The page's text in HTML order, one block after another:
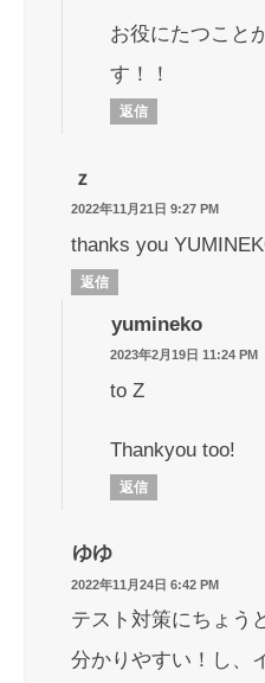
お役にたつこと
す！！
返信
ｚ
2022年11月21日 9:27 PM
thanks you
返信
yumineko
2023年2月19日 11:24 PM
to Z
Thankyou too!
返信
ゆゆ
2022年11月24日 6:42 PM
テスト対策にちょう
分かりやすい！し、